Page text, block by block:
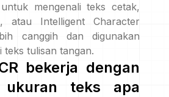
mengenali teks cetak,
atau Intelligent Character
canggih dan digunakan
teks tulisan tangan.
bekerja dengan
teks apa